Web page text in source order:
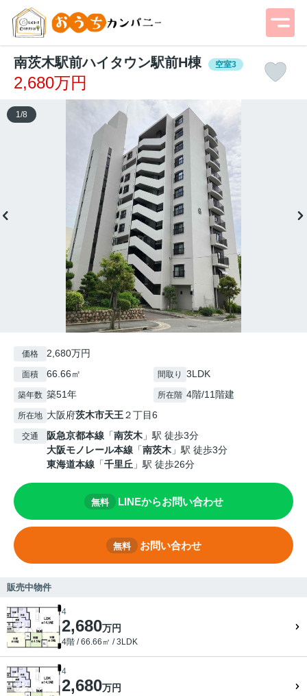
南茨木駅前ハイタウン駅前H棟 空室3
2,680万円
1 /8
価格 2,680万円
面積 66.66㎡ 間取り 3LDK
築年数 築51年 所在階 4階/11階建
所在地 大阪府茨木市天王２丁目6
交通 阪急京都本線 「南茨木 」駅 徒歩3分
大阪モノレール本線 「南茨木 」駅 徒歩3分
東海道本線 「千里丘 」駅 徒歩26分
無料 LINEからお問い合わせ
無料 お問い合わせ
販売中物件
4
2,680万円
4階 / 66.66㎡ / 3LDK
4
2,680万円